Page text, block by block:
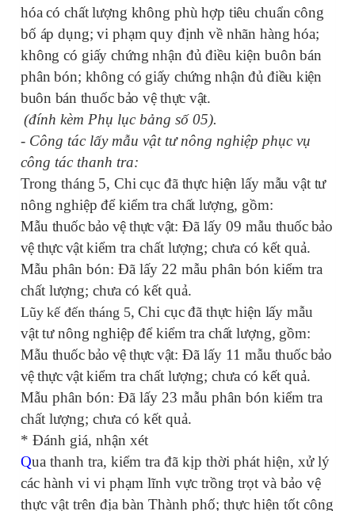
hóa có chất lượng không phù hợp tiêu chuẩn công
bố áp dụng; vi phạm quy định về nhãn hàng hóa;
không có giấy chứng nhận đủ điều kiện buôn bán
phân bón; không có giấy chứng nhận đủ điều kiện
buôn bán thuốc bảo vệ thực vật.
(đính kèm Phụ lục bảng số 05).
- Công tác lấy mẫu vật tư nông nghiệp phục vụ
công tác thanh tra:
Trong tháng 5, Chi cục đã thực hiện lấy mẫu vật tư
nông nghiệp để kiểm tra chất lượng, gồm:
Mẫu thuốc bảo vệ thực vật: Đã lấy 09 mẫu thuốc bảo
vệ thực vậtkiểm tra chất lượng; chưa có kết quả.
Mẫu phân bón: Đã lấy 22 mẫu phân bón kiểm tra
chất lượng; chưa có kết quả.
Lũy kế đến tháng 5, Chi cục đã thực hiện lấy mẫu
vật tư nông nghiệp để kiểm tra chất lượng, gồm:
Mẫu thuốc bảo vệ thực vật: Đã lấy 11 mẫu thuốc bảo
vệ thực vậtkiểm tra chất lượng; chưa có kết quả.
Mẫu phân bón: Đã lấy 23 mẫu phân bón kiểm tra
chất lượng; chưa có kết quả.
* Đánh giá, nhận xét
Qua thanh tra, kiểm tra đã kịp thời phát hiện, xử lý
các hành vi vi phạm lĩnh vực trồng trọt và bảo vệ
thực vật trên địa bàn Thành phố; thực hiện tốt công